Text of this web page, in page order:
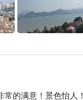
常的满意！景色怡人！